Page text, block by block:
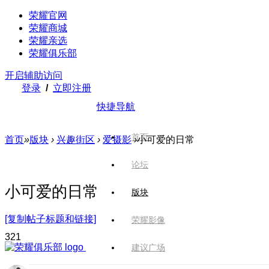
荣耀官网
荣耀商城
荣耀亲选
荣耀俱乐部
开启辅助访问
登录 / 立即注册
快捷导航
首页
论坛
版块
荣耀影像
建议广场
首页»版块 › 兴趣街区 › 爱摄影 ›小可爱的日常
小可爱的日常
[复制帖子标题和链接]
321